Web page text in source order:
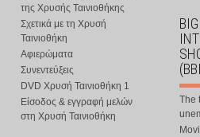
της Χρυσής Ταινιοθήκης
Σχετικά με τη Χρυσή
Ταινιοθήκη
Αφιερώματα
Συνεντεύξεις
DVD Χρυσή Ταινιοθήκη 1
Είσοδος & εγγραφή μελών
στη Χρυσή Ταινιοθήκη
The